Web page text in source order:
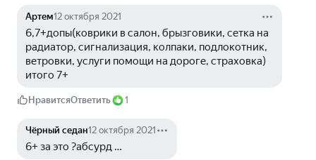
Артем12 октября 2021
6,7+допы(коврики в салон, брызговики, сетка на
радиатор, сигнализация, колпаки, подлокотник,
ветровки, услуги помощи на дороге, страховка)
итого 7+
НравитсяОтветить 1
Чёрный седан12 октября 2021
6+ за это ?абсурд …